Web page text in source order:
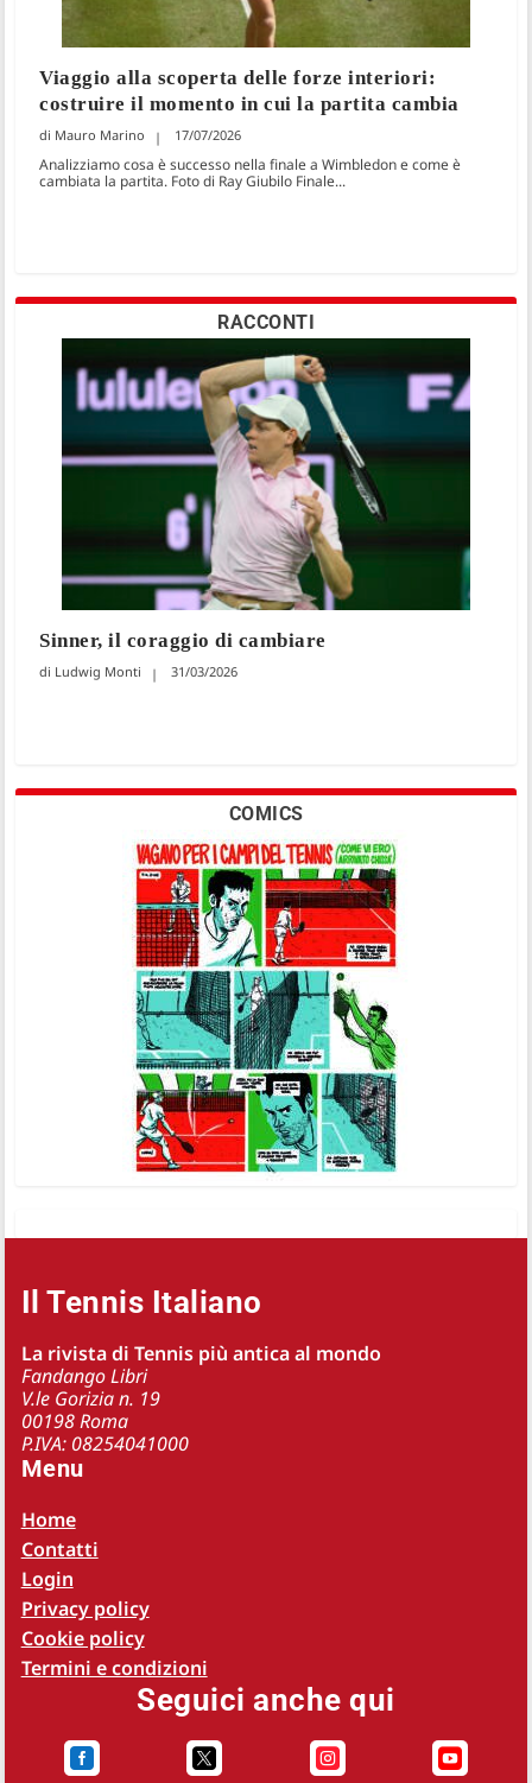
Viaggio alla scoperta delle forze interiori:
costruire il momento in cui la partita cambia
Mauro Marino 17/07/2026
Analizziamo cosa è successo nella finale a Wimbledon e come è
cambiata la partita. Foto di Ray Giubilo Finale...
RACCONTI
Sinner, il coraggio di cambiare
Ludwig Monti 31/03/2026
COMICS
Il Tennis Italiano
La rivista di Tennis più antica al mondo
Fandango Libri
V.le Gorizia n. 19
00198 Roma
P.IVA: 08254041000
Menu
Home
Contatti
Login
Privacy policy
Cookie policy
Termini e condizioni
Seguici anche qui
   